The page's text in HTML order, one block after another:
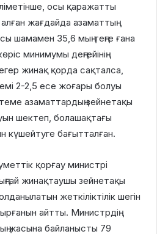
осы қаражатты
жағдайда азаматтың
шамамен 35,6 мың теңге ғана
минимумы деңгейінің
жинақ қорда сақталса,
2-2,5 есе жоғары болуы
азаматтардың зейнетақы
шектеп, болашақтағы
күшейтуге бағытталған.
қорғау министрі
жинақтаушы зейнетақы
жеткіліктілік шегін
айтты. Министрдің
жасына байланысты 79